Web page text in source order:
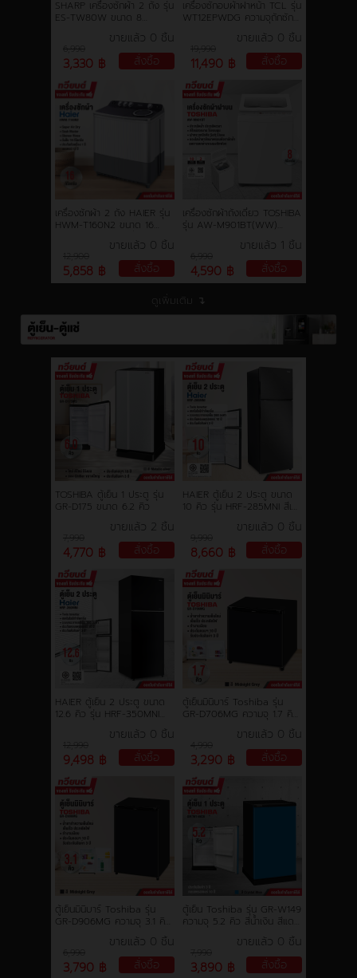
SHARP เครื่องซักผ้า 2 ถัง รุ่น
ES-TW80W ขนาด 8
6,990
3,330 ฿
ขายแล้ว 0 ชิ้น
สั่งซื้อ
เครื่องซักอบผ้าฝาหน้า TCL รุ่น
WT12EPWDG ความจุถักซัก
อินเวอร์เตอร์ สีเทา รับประกัน
12 ปี
19,990
11,490 ฿
ขายแล้ว 0 ชิ้น
สั่งซื้อ
เครื่องซักผ้า 2 ถัง HAIER รุ่น
HWM-T160N2 ขนาด 16
กิโลกรัม รับประกันสินค้านาน 12
12,900
5,858 ฿
ขายแล้ว 0 ชิ้น
สั่งซื้อ
เครื่องซักผ้าถังเดี่ยว TOSHIBA
รุ่น AW-M901BT(WW)
6,990
4,590 ฿
ขายแล้ว 1 ชิ้น
สั่งซื้อ
ดูเพิ่มเติม ↴
TOSHIBA ตู้เย็น 1 ประตู รุ่น
GR-D175 ขนาด 6.2 คิว
7,990
4,770 ฿
ขายแล้ว 2 ชิ้น
สั่งซื้อ
HAIER ตู้เย็น 2 ประตู ขนาด
10 คิว รุ่น HRF-285MNI สีเทา
รับประกันคอมเพรสเซอร์ 10 ปี
9,990
8,660 ฿
ขายแล้ว 0 ชิ้น
สั่งซื้อ
HAIER ตู้เย็น 2 ประตู ขนาด
12.6 คิว รุ่น HRF-350MNI
รับประกันคอมเพรสเซอร์ 10 ปี
12,990
9,498 ฿
ขายแล้ว 0 ชิ้น
สั่งซื้อ
ตู้เย็นมินิบาร์ Toshiba รุ่น
GR-D706MG ความจุ 1.7 คิว
ประกัน 10 ปี Midnight Grey
4,990
3,290 ฿
ขายแล้ว 0 ชิ้น
สั่งซื้อ
ตู้เย็นมินิบาร์ Toshiba รุ่น
GR-D906MG ความจุ 3.1 คิว
กับห้องทุกสไตล์ รับประกัน
สินค้า 3 ปี
6,990
3,790 ฿
ขายแล้ว 0 ชิ้น
สั่งซื้อ
ตู้เย็น Toshiba รุ่น GR-W149
ความจุ 5.2 คิว สีน้ำเงิน สีแดง
7,990
3,890 ฿
ขายแล้ว 0 ชิ้น
สั่งซื้อ